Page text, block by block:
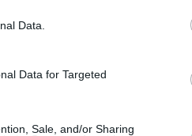
Data.
Data for Targeted
Sale, and/or Sharing